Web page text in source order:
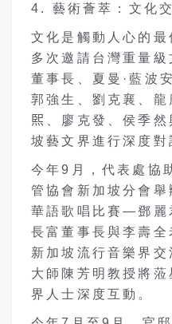
4. 藝術薈萃：文化
文化是觸動人心的
多次邀請台灣重量
董事長、夏曼·藍波
郭強生、劉克襄、
𤋮、廖克發、侯季
坡藝文界進行深度對
今年9月，代表處協
管協會新加坡分會
華語歌唱比賽—鄧麗
長富董事長與李壽
新加坡流行音樂界
大師陳芳明教授將
界人士深度互動。